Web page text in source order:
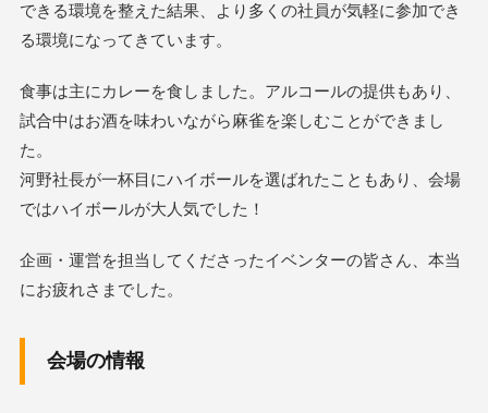
できる環境を整えた結果、より多くの社員が気軽に参加でき
る環境になってきています。
食事は主にカレーを食しました。アルコールの提供もあり、
試合中はお酒を味わいながら麻雀を楽しむことができまし
た。
河野社長が一杯目にハイボールを選ばれたこともあり、会場
ではハイボールが大人気でした！
企画・運営を担当してくださったイベンターの皆さん、本当
にお疲れさまでした。
会場の情報